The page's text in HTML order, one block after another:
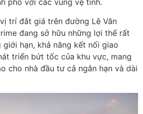
phố với các vùng vệ tinh.
trí đắt giá trên đường Lê Văn
đang sở hữu những lợi thế rất
giới hạn, khả năng kết nối giao
triển bứt tốc của khu vực, mang
cho nhà đầu tư cả ngắn hạn và dài